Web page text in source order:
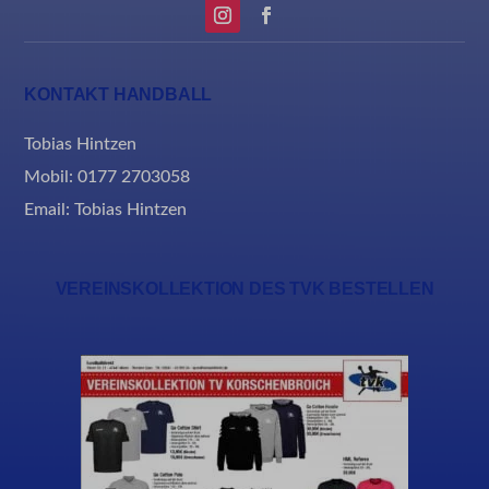
KONTAKT HANDBALL
Tobias Hintzen
Mobil: 0177 2703058
Email: Tobias Hintzen
VEREINSKOLLEKTION DES TVK BESTELLEN
MicrosoftApplicationsTelemetryFirstLaunchTime
ssm_au_c